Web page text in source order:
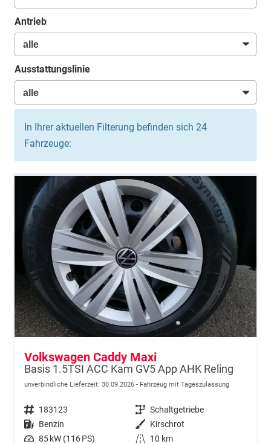
Antrieb
Ausstattungslinie
In Ihrer aktuellen Filterung befinden sich 24
Fahrzeuge:
Volkswagen Caddy Maxi
Basis 1.5TSI ACC Kam GV5 App AHK Reling
unverbindliche Lieferzeit: 30.09.2026 Fahrzeug mit Tageszulassung
Fahrzeugnr. 183123 Getriebe Schaltgetriebe
Kraftstoff Benzin Außenfarbe Kirschrot
Leistung 85 kW (116 PS) Kilometerstand
10 km